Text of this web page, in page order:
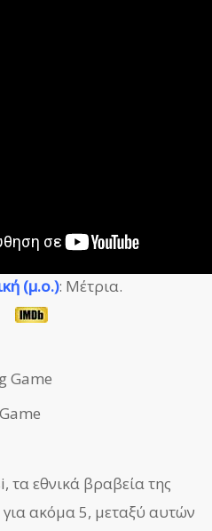
(μ.ο.): Μέτρια.
Game
τα εθνικά βραβεία της
ακόμα 5, μεταξύ αυτών